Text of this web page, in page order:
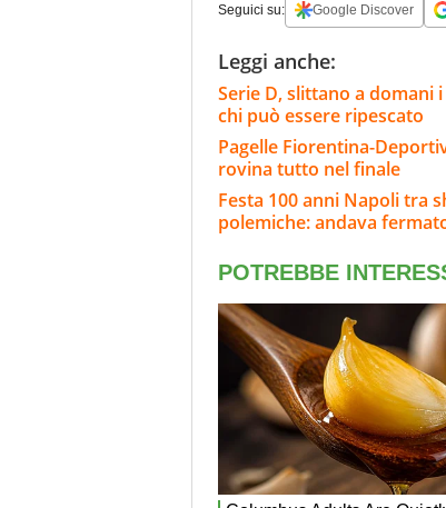
Seguici su: Google Discover
Leggi anche:
Serie D, slittano a domani
chi può essere ripescato
Pagelle Fiorentina-
rovina tutto nel finale
Festa 100 anni Napoli tra
polemiche: andava